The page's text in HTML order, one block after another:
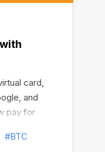
card,
and
pay for
in a
#BTC